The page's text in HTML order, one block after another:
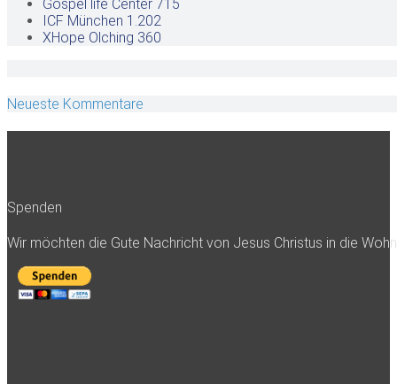
Gospel life Center 715
ICF München 1.202
XHope Olching 360
Neueste Kommentare
Spenden
Wir möchten die Gute Nachricht von Jesus Christus in die